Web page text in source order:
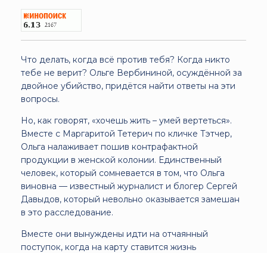
Что делать, когда всё против тебя? Когда никто
тебе не верит? Ольге Вербининой, осуждённой за
двойное убийство, придётся найти ответы на эти
вопросы.
Но, как говорят, «хочешь жить – умей вертеться».
Вместе с Маргаритой Тетерич по кличке Тэтчер,
Ольга налаживает пошив контрафактной
продукции в женской колонии. Единственный
человек, который сомневается в том, что Ольга
виновна — известный журналист и блогер Сергей
Давыдов, который невольно оказывается замешан
в это расследование.
Вместе они вынуждены идти на отчаянный
поступок, когда на карту ставится жизнь